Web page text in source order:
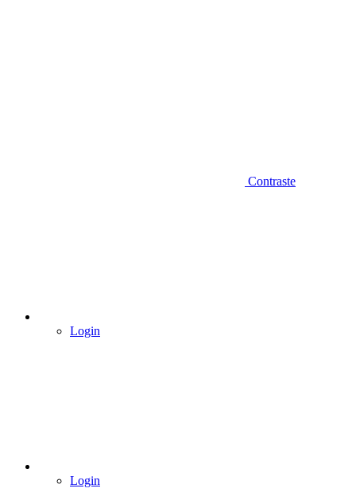
Contraste
Login
Login